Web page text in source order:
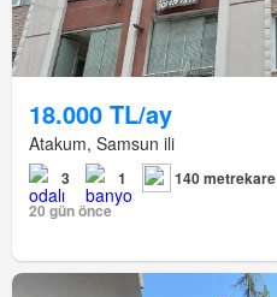
18.000 TL/ay
Atakum, Samsun ili
3 1
140 metrekare
20 gün önce